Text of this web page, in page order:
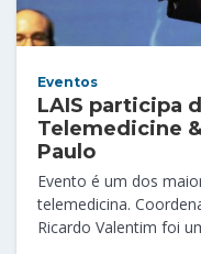
Eventos
LAIS participa
Telemedicine
Paulo
Evento é um dos
telemedicina.
Ricardo Valentim foi